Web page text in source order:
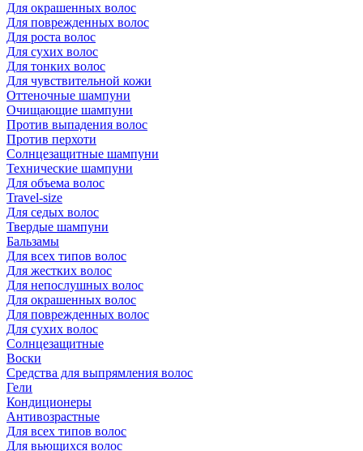
Для окрашенных волос
Для поврежденных волос
Для роста волос
Для сухих волос
Для тонких волос
Для чувствительной кожи
Оттеночные шампуни
Очищающие шампуни
Против выпадения волос
Против перхоти
Солнцезащитные шампуни
Технические шампуни
Для объема волос
Travel-size
Для седых волос
Твердые шампуни
Бальзамы
Для всех типов волос
Для жестких волос
Для непослушных волос
Для окрашенных волос
Для поврежденных волос
Для сухих волос
Солнцезащитные
Воски
Средства для выпрямления волос
Гели
Кондиционеры
Антивозрастные
Для всех типов волос
Для вьющихся волос